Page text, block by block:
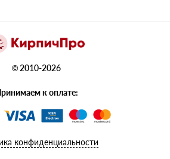
© 2010-2026
к оплате:
конфиденциальности